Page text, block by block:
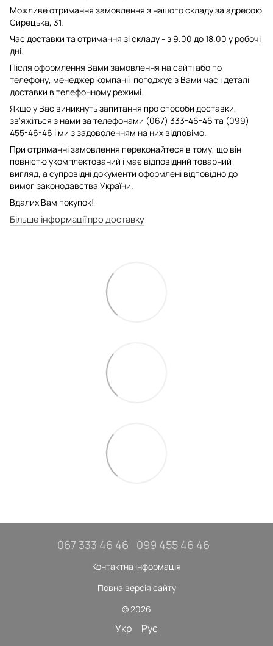
Можливе отримання замовлення з нашого складу за адресою
Сирецька, 31.
Час доставки та отримання зі складу - з 9.00 до 18.00 у робочі
дні.
Після оформлення Вами замовлення на сайті або по
телефону, менеджер компанії погоджує з Вами час і деталі
доставки в телефонному режимі.
Якщо у Вас виникнуть запитання про способи доставки,
зв'яжіться з нами за телефонами (067) 333-46-46 та (099)
455-46-46 і ми з задоволенням на них відповімо.
При отриманні замовлення переконайтеся в тому, що він
повністю укомплектований і має відповідний товарний
вигляд, а супровідні документи оформлені відповідно до
вимог законодавства України.
Вдалих Вам покупок!
Більше інформації про доставку
067 333 46 46 099 455 46 46
Контактна інформація
Повна версія сайту
© 2026
Укр Рус